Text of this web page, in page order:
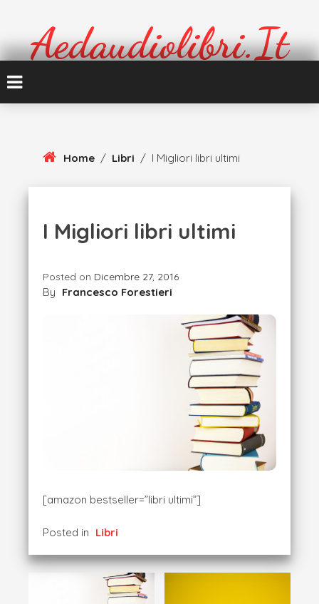
Aedaudiolibri.it
Home / Libri / I Migliori libri ultimi
I Migliori libri ultimi
Posted on Dicembre 27, 2016
By Francesco Forestieri
[amazon bestseller=”libri ultimi”]
Posted in Libri